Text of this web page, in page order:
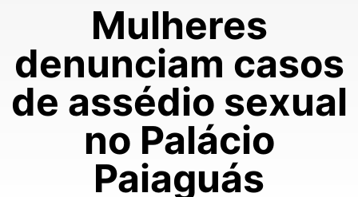
Mulheres
denunciam casos
de assédio sexual
no Palácio
Paiaguás